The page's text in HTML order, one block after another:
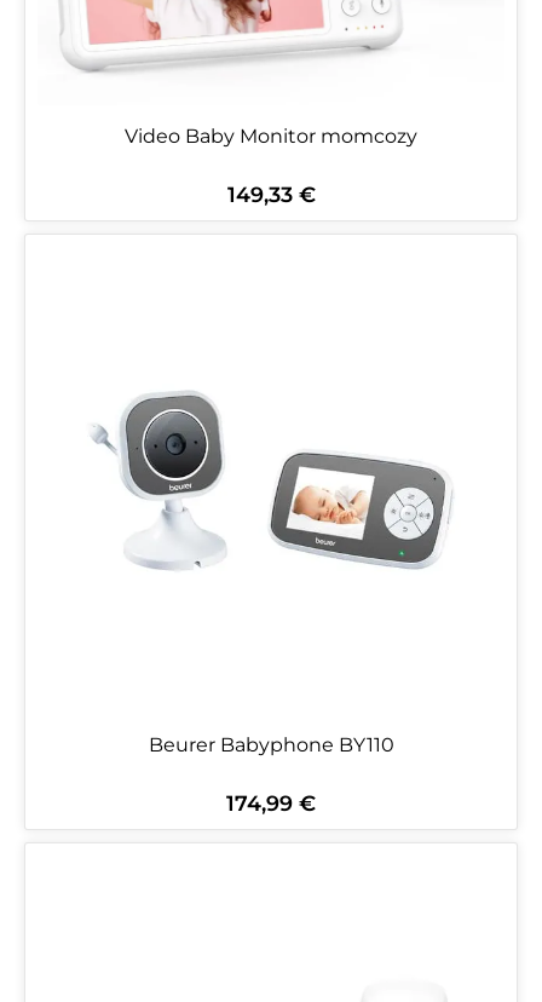
Video Baby Monitor momcozy
Regulärer Preis:
149,33 €
Beurer Babyphone BY110
Regulärer Preis:
174,99 €